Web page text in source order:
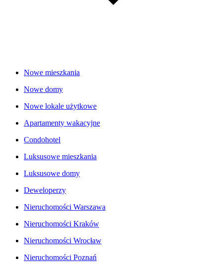
Nowe mieszkania
Nowe domy
Nowe lokale użytkowe
Apartamenty wakacyjne
Condohotel
Luksusowe mieszkania
Luksusowe domy
Deweloperzy
Nieruchomości Warszawa
Nieruchomości Kraków
Nieruchomości Wrocław
Nieruchomości Poznań